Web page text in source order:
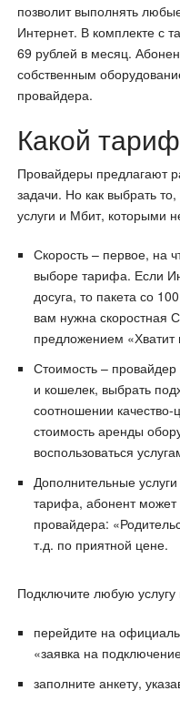
позволит выполнять
Интернет. В комплекте с
69 рублей в месяц.
собственным
провайдера.
Какой
Провайдеры предлагают
задачи. Но как выбрать
услуги и Мбит, которыми
Скорость – первое, на
выборе тарифа. Если
досуга, то пакета со
вам нужна скоростная
предложением
Стоимость –
и кошелек, выбрать
соотношении
стоимость аренды
воспользоваться
Дополнительные
тарифа, абонент может
провайдера:
т.д. по приятной цене.
Подключите любую
перейдите на
«заявка на
заполните анкету,